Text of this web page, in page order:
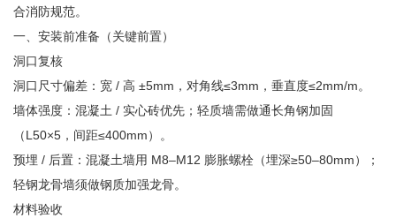
合消防规范。
一、安装前准备（关键前置）
洞口复核
洞口尺寸偏差：宽 / 高 ±5mm，对角线≤3mm，垂直度≤2mm/m。
墙体强度：混凝土 / 实心砖优先；轻质墙需做通长角钢加固
（L50×5，间距≤400mm）。
预埋 / 后置：混凝土墙用 M8–M12 膨胀螺栓（埋深≥50–80mm）；
轻钢龙骨墙须做钢质加强龙骨。
材料验收